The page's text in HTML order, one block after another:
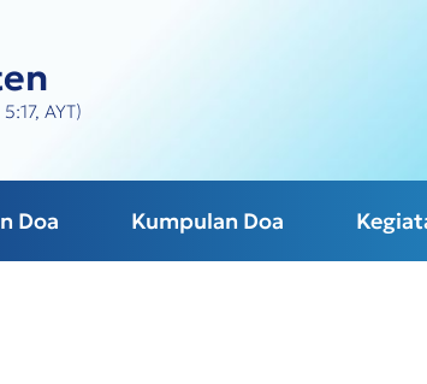
AYT)
Doa Kumpulan Doa